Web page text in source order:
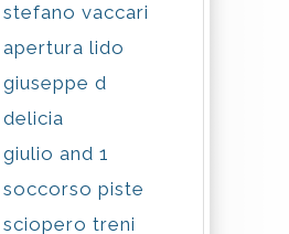
stefano vaccari
apertura lido
giuseppe d
delicia
giulio and 1
soccorso piste
sciopero treni